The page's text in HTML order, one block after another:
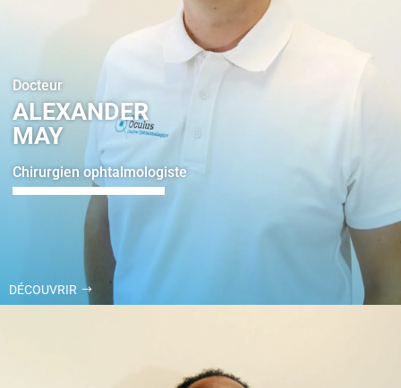
Docteur
ALEXANDER
MAY
Chirurgien ophtalmologiste
DÉCOUVRIR